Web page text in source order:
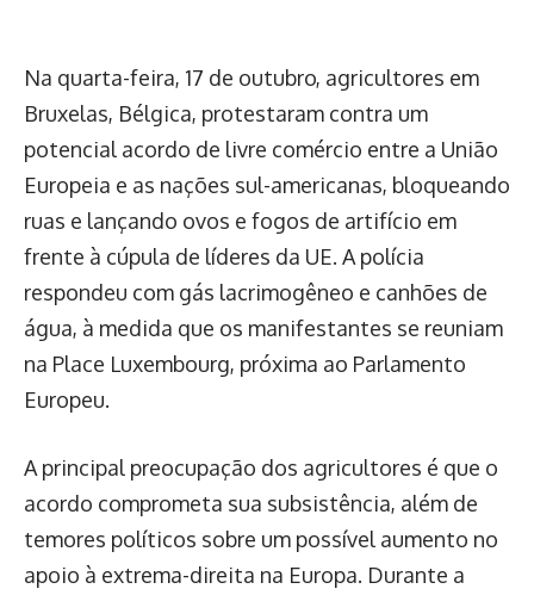
Na quarta-feira, 17 de outubro, agricultores em
Bruxelas, Bélgica, protestaram contra um
potencial acordo de livre comércio entre a União
Europeia e as nações sul-americanas, bloqueando
ruas e lançando ovos e fogos de artifício em
frente à cúpula de líderes da UE. A polícia
respondeu com gás lacrimogêneo e canhões de
água, à medida que os manifestantes se reuniam
na Place Luxembourg, próxima ao Parlamento
Europeu.
A principal preocupação dos agricultores é que o
acordo comprometa sua subsistência, além de
temores políticos sobre um possível aumento no
apoio à extrema-direita na Europa. Durante a